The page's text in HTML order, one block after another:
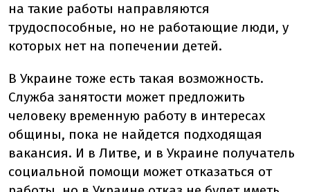
на такие работы направляются
трудоспособные, но не работающие люди, у
которых нет на попечении детей.
В Украине тоже есть такая возможность.
Служба занятости может предложить
человеку временную работу в интересах
общины, пока не найдется подходящая
вакансия. И в Литве, и в Украине получатель
социальной помощи может отказаться от